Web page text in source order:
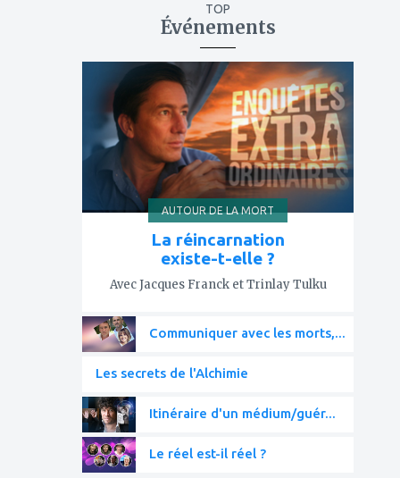
TOP
Événements
mes
favoris
AUTOUR DE LA MORT
La réincarnation
existe-t-elle ?
Avec Jacques Franck et Trinlay Tulku
Communiquer avec les morts,...
Les secrets de l'Alchimie
Itinéraire d'un médium/guér...
Le réel est-il réel ?